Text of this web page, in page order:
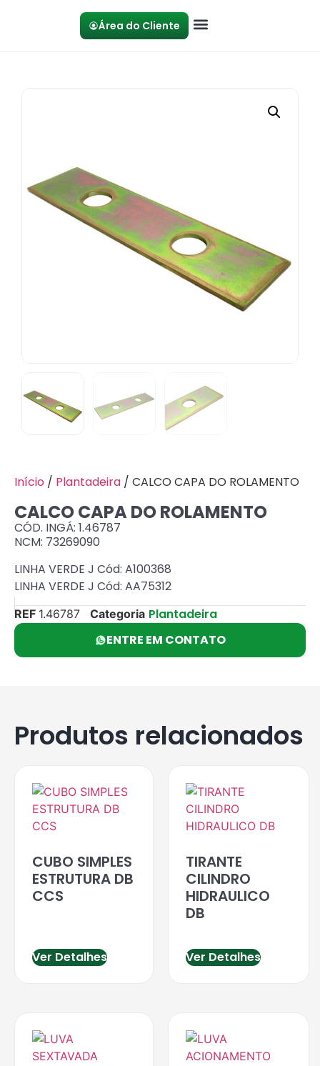
Área do Cliente
Início / Plantadeira / CALCO CAPA DO ROLAMENTO
CALCO CAPA DO ROLAMENTO
CÓD. INGÁ: 1.46787
NCM: 73269090
LINHA VERDE J Cód: A100368
LINHA VERDE J Cód: AA75312
REF 1.46787 Categoria Plantadeira
ENTRE EM CONTATO
Produtos relacionados
CUBO SIMPLES
ESTRUTURA DB
CCS
Ver Detalhes
TIRANTE
CILINDRO
HIDRAULICO
DB
Ver Detalhes